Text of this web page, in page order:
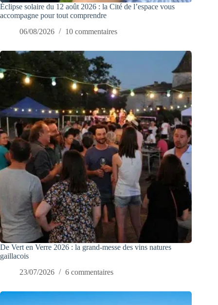
Éclipse solaire du 12 août 2026 : la Cité de l’espace vous
accompagne pour tout comprendre
06/08/2026
10 commentaires
De Vert en Verre 2026 : la grand-messe des vins natures
gaillacois
23/07/2026
6 commentaires